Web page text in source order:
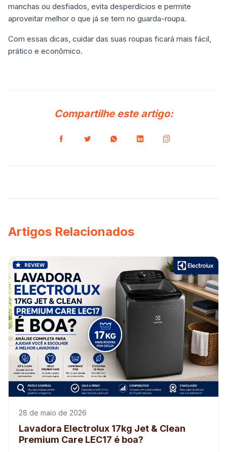
manchas ou desfiados, evita desperdícios e permite
aproveitar melhor o que já se tem no guarda-roupa.
Com essas dicas, cuidar das suas roupas ficará mais fácil,
prático e econômico.
Compartilhe este artigo:
Artigos Relacionados
28 de maio de 2026
Lavadora Electrolux 17kg Jet & Clean
Premium Care LEC17 é boa?